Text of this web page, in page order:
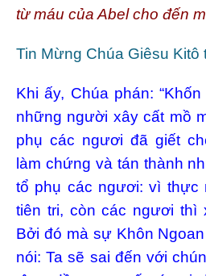
từ máu của Abel cho đến
Tin Mừng Chúa Giêsu Kitô
Khi ấy, Chúa phán:
những người xây cất mồ
phụ các ngươi đã giết
làm chứng và tán thành
tổ phụ các ngươi: vì thực
tiên tri, còn các ngươi thì
Bởi đó mà sự Khôn
nói: Ta sẽ sai đến với